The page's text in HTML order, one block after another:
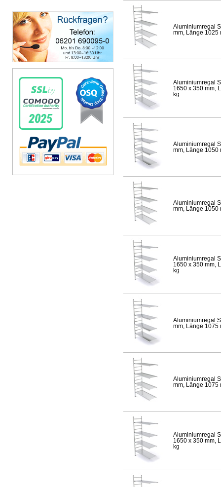
Aluminiumregal
mm, Länge 1025
Aluminiumregal
1650 x 350 mm,
kg
Aluminiumregal
mm, Länge 1050
Aluminiumregal
mm, Länge 1050
Aluminiumregal
1650 x 350 mm,
kg
Aluminiumregal
mm, Länge 1075
Aluminiumregal
mm, Länge 1075
Aluminiumregal
1650 x 350 mm,
kg